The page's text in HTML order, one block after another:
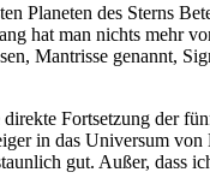
Planeten des Sterns
hat man nichts mehr
Mantrisse genannt,
Fortsetzung der
in das Universum
gut. Außer, dass